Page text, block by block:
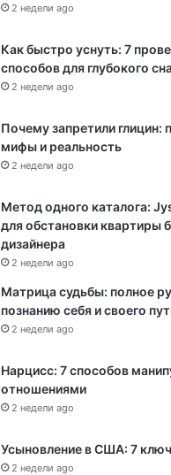
2 недели ago
Как быстро уснуть: 7
способов для глубокого
2 недели ago
Почему запретили глицин:
мифы и реальность
2 недели ago
Метод одного каталога:
для обстановки квартиры
дизайнера
2 недели ago
Матрица судьбы: полное
познанию себя и своего
2 недели ago
Нарцисс: 7 способов
отношениями
2 недели ago
Усыновление в США: 7
2 недели ago